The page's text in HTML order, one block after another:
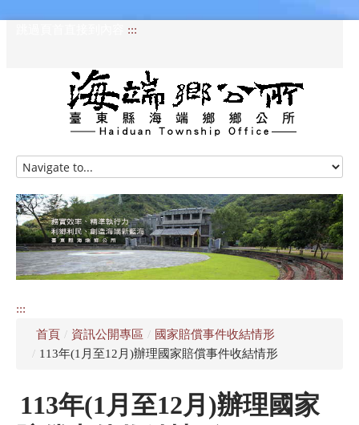
:::
HOME
訊息專區
認識海端
公所介紹
資訊公開專區
:::
首頁 / 資訊公開專區 / 國家賠償事件收結情形
/ 113年(1月至12月)辦理國家賠償事件收結情形
113年(1月至12月)辦理國家